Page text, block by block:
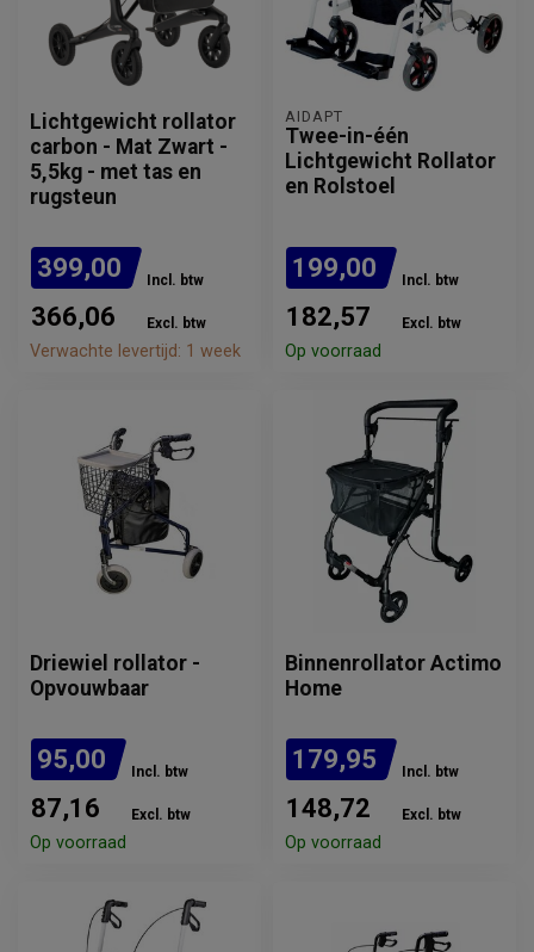
Lichtgewicht rollator
carbon - Mat Zwart -
5,5kg - met tas en
rugsteun
399,00 Incl. btw
366,06 Excl. btw
Verwachte levertijd: 1 week
AIDAPT
Twee-in-één
Lichtgewicht Rollator
en Rolstoel
199,00 Incl. btw
182,57 Excl. btw
Op voorraad
Driewiel rollator -
Opvouwbaar
95,00 Incl. btw
87,16 Excl. btw
Op voorraad
Binnenrollator Actimo
Home
179,95 Incl. btw
148,72 Excl. btw
Op voorraad